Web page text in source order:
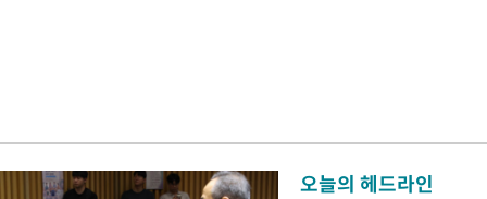
오늘의 헤드라인